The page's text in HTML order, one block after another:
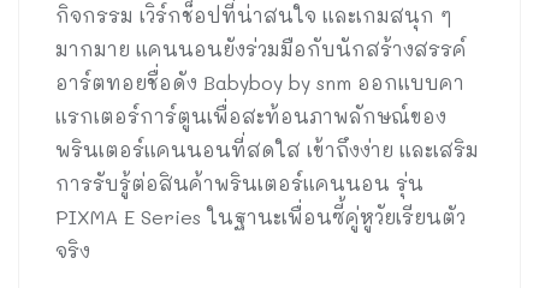
กิจกรรม เวิร์กช็อปที่น่าสนใจ และเกมสนุก ๆ
มากมาย แคนนอนยังร่วมมือกับนักสร้างสรรค์
อาร์ตทอยชื่อดัง Babyboy by snm ออกแบบคา
แรกเตอร์การ์ตูนเพื่อสะท้อนภาพลักษณ์ของ
พรินเตอร์แคนนอนที่สดใส เข้าถึงง่าย และเสริม
การรับรู้ต่อสินค้าพรินเตอร์แคนนอน รุ่น
PIXMA E Series ในฐานะเพื่อนซี้คู่หูวัยเรียนตัว
จริง